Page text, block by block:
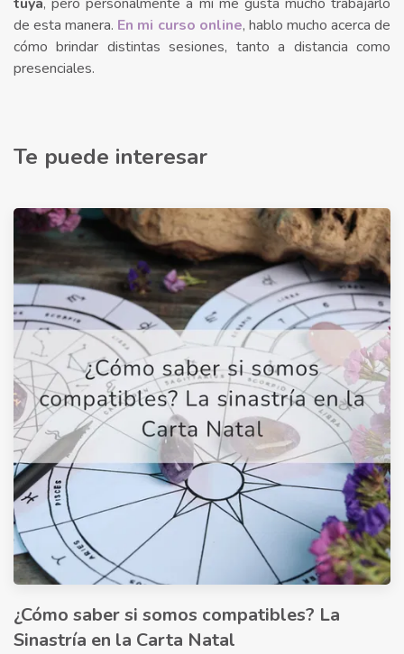
tuya, pero personalmente a mí me gusta mucho trabajarlo
de esta manera. En mi curso online, hablo mucho acerca de
cómo brindar distintas sesiones, tanto a distancia como
presenciales.
Te puede interesar
¿Cómo saber si somos compatibles? La
Sinastría en la Carta Natal